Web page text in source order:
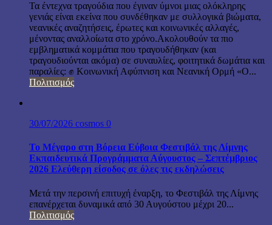
Τα έντεχνα τραγούδια που έγιναν ύμνοι μιας ολόκληρης
γενιάς είναι εκείνα που συνδέθηκαν με συλλογικά βιώματα,
νεανικές αναζητήσεις, έρωτες και κοινωνικές αλλαγές,
μένοντας αναλλοίωτα στο χρόνο.Ακολουθούν τα πιο
εμβληματικά κομμάτια που τραγουδήθηκαν (και
τραγουδιούνται ακόμα) σε συναυλίες, φοιτητικά δωμάτια και
παραλίες: ✊ Κοινωνική Αφύπνιση και Νεανική Ορμή «Ο...
Πολιτισμός
30/07/2026 cosmos 0
Το Μέγαρο στη Βόρεια Εύβοια Φεστιβάλ της Λίμνης
Εκπαιδευτικά Προγράμματα Αύγουστος – Σεπτέμβριος
2026 Ελεύθερη είσοδος σε όλες τις εκδηλώσεις
Μετά την περσινή επιτυχή έναρξη, το Φεστιβάλ της Λίμνης
επανέρχεται δυναμικά από 30 Αυγούστου μέχρι 20...
Πολιτισμός